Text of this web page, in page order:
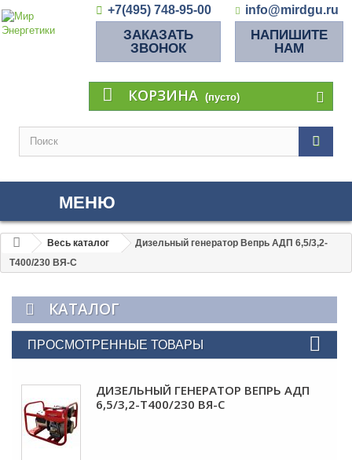
+7(495) 748-95-00 info@mirdgu.ru
ЗАКАЗАТЬ
ЗВОНОК
НАПИШИТЕ
НАМ
КОРЗИНА (пусто)
МЕНЮ
Весь каталог
Дизельный генератор Вепрь АДП 6,5/3,2-
Т400/230 ВЯ-С
КАТАЛОГ
ПРОСМОТРЕННЫЕ ТОВАРЫ
ДИЗЕЛЬНЫЙ ГЕНЕРАТОР ВЕПРЬ АДП
6,5/3,2-Т400/230 ВЯ-С